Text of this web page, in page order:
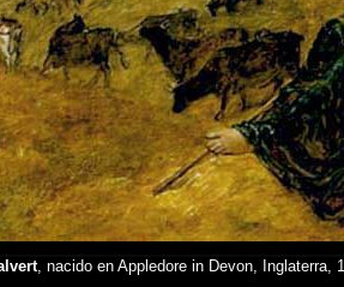
, nacido en Appledore in Devon, Inglaterra,